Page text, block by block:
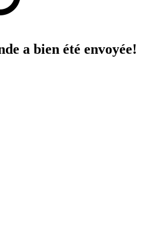
a bien été envoyée!